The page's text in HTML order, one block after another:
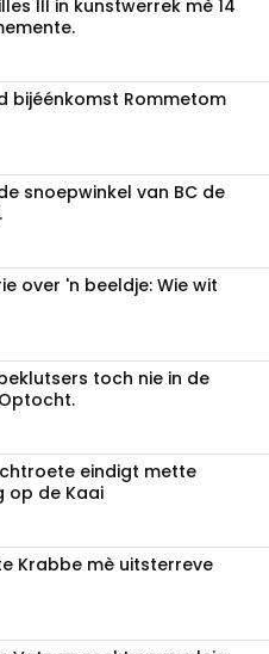
III in kunstwerrek mè 14
bijéénkomst Rommetom
snoepwinkel van BC de
over 'n beeldje: Wie wit
toch nie in de
eindigt mette
op de Kaai
Krabbe mè uitsterreve